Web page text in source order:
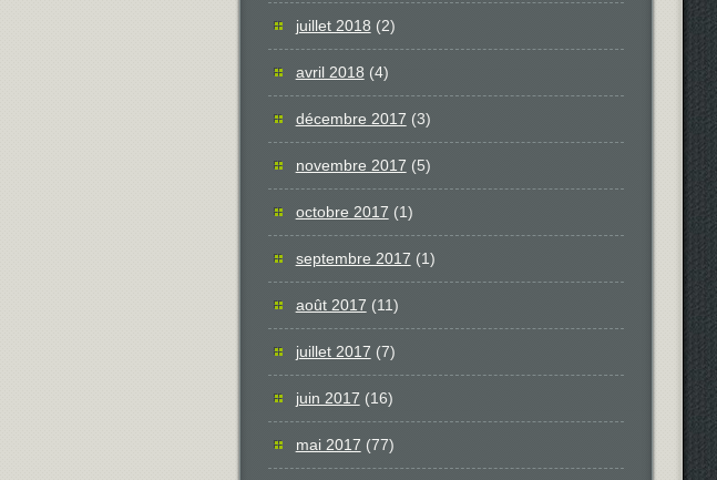
juillet 2018 (2)
avril 2018 (4)
décembre 2017 (3)
novembre 2017 (5)
octobre 2017 (1)
septembre 2017 (1)
août 2017 (11)
juillet 2017 (7)
juin 2017 (16)
mai 2017 (77)